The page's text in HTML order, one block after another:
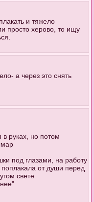
и тяжело
просто херово, то ищу
а через это снять
в руках, но потом
под глазами, на работу
поплакала от души перед
свете